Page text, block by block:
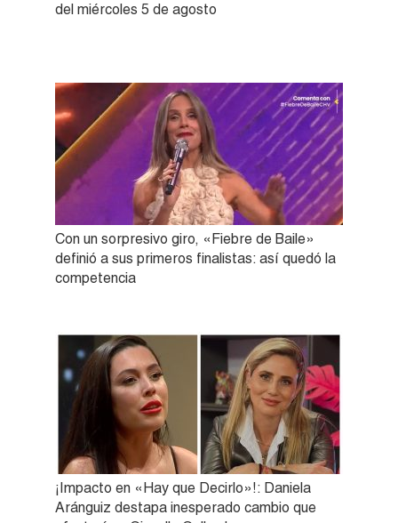
del miércoles 5 de agosto
Con un sorpresivo giro, «Fiebre de Baile»
definió a sus primeros finalistas: así quedó la
competencia
¡Impacto en «Hay que Decirlo»!: Daniela
Aránguiz destapa inesperado cambio que